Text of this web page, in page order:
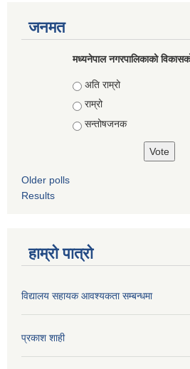
जनमत
मध्यनेपाल नगरपालिकाको
Choices
अति राम्रो
राम्रो
सन्तोषजनक
Older polls
Results
हाम्रो पात्रो
विद्यालय सहायक आवश्यकता सम्बन्धमा
प्रकाश शाही